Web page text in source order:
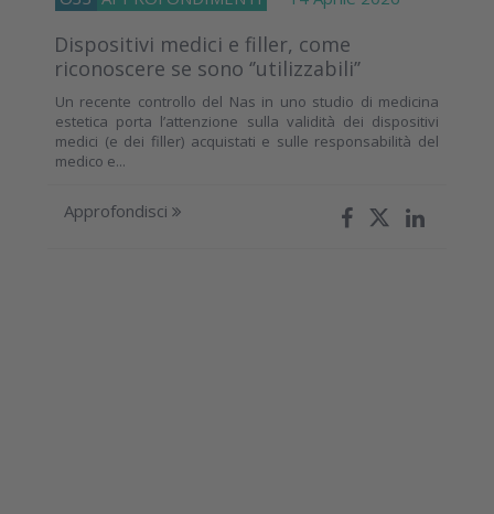
Dispositivi medici e filler, come
riconoscere se sono ‘’utilizzabili’’
Un recente controllo del Nas in uno studio di medicina
estetica porta l’attenzione sulla validità dei dispositivi
medici (e dei filler) acquistati e sulle responsabilità del
medico e...
Approfondisci